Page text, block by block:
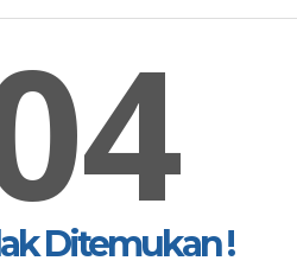
Ditemukan !